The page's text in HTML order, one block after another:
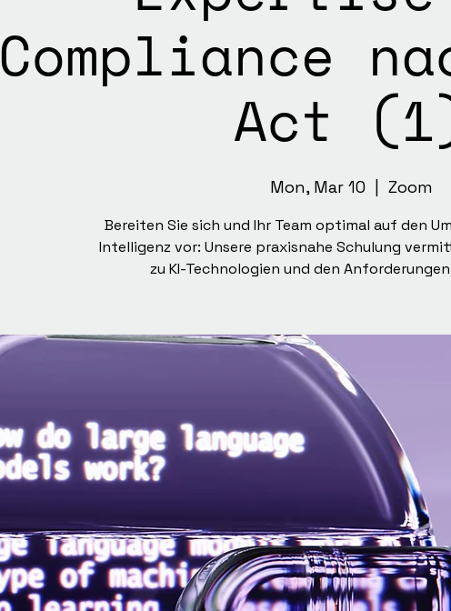
Compliance
Act
Mon, Mar 10
  |
Zoom
Bereiten Sie sich und Ihr Team optimal auf den
Intelligenz vor: Unsere praxisnahe Schulung
zu KI-Technologien und den Anforderungen